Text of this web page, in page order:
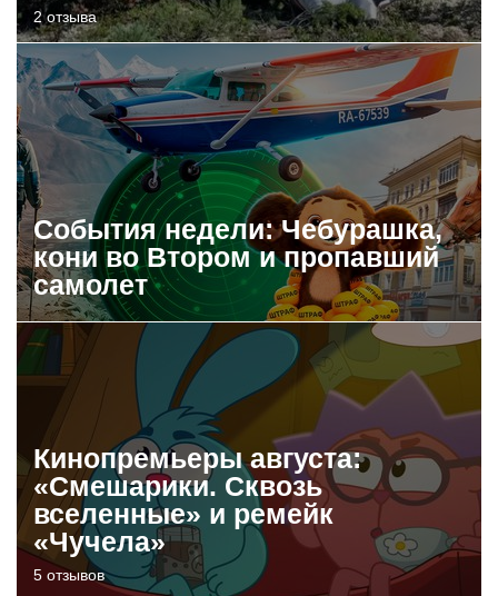
2 отзыва
События недели: Чебурашка,
кони во Втором и пропавший
самолет
Кинопремьеры августа:
«Смешарики. Сквозь
вселенные» и ремейк
«Чучела»
5 отзывов